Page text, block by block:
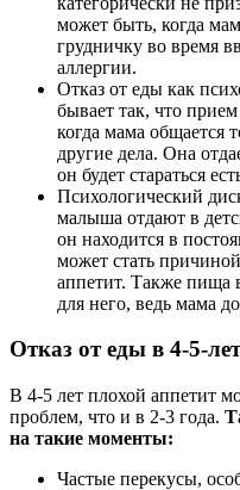
может быть, когда
грудничку во время
аллергии.
Отказ от еды как
бывает так, что
когда мама общается
другие дела. Она
он будет стараться
Психологический
малыша отдают в
он находится в
может стать
аппетит. Также пища
для него, ведь мама
Отказ от еды в 4-5-
В 4-5 лет плохой аппетит
проблем, что и в 2-3 года.
на такие моменты:
Частые перекусы,